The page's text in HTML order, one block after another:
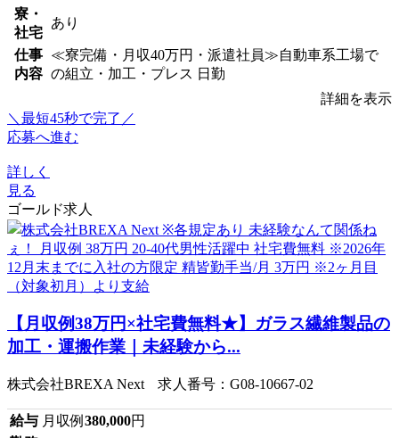
寮・
社宅
あり
仕事
内容
≪寮完備・月収40万円・派遣社員≫自動車系工場で
の組立・加工・プレス 日勤
詳細を表示
＼最短45秒で完了／
応募へ進む
詳しく
見る
ゴールド求人
【月収例38万円×社宅費無料★】ガラス繊維製品の
加工・運搬作業｜未経験から...
株式会社BREXA Next 求人番号：G08-10667-02
給与 月収例 380,000円